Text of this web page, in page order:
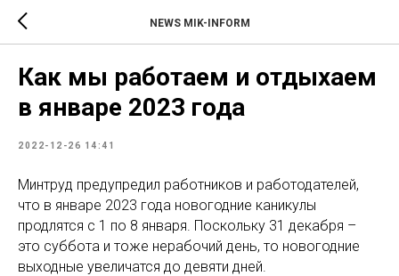
NEWS MIK-INFORM
Как мы работаем и отдыхаем
в январе 2023 года
2022-12-26 14:41
Минтруд предупредил работников и работодателей,
что в январе 2023 года новогодние каникулы
продлятся с 1 по 8 января. Поскольку 31 декабря –
это суббота и тоже нерабочий день, то новогодние
выходные увеличатся до девяти дней.